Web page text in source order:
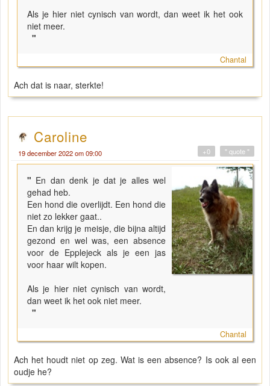
Als je hier niet cynisch van wordt, dan weet ik het ook
niet meer.
"
Chantal
Ach dat is naar, sterkte!
Caroline
19 december 2022 om 09:00 " quote "
+0
" En dan denk je dat je alles wel
gehad heb.
Een hond die overlijdt. Een hond die
niet zo lekker gaat..
En dan krijg je meisje, die bijna altijd
gezond en wel was, een absence
voor de Epplejeck als je een jas
voor haar wilt kopen.
Als je hier niet cynisch van wordt,
dan weet ik het ook niet meer.
"
Chantal
Ach het houdt niet op zeg. Wat is een absence? Is ook al een
oudje he?